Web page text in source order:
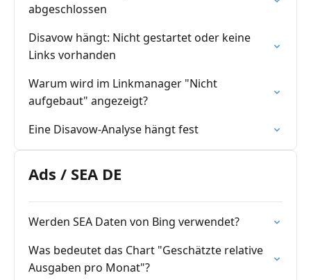
abgeschlossen
Disavow hängt: Nicht gestartet oder keine
Links vorhanden
Warum wird im Linkmanager "Nicht
aufgebaut" angezeigt?
Eine Disavow-Analyse hängt fest
Ads / SEA DE
Werden SEA Daten von Bing verwendet?
Was bedeutet das Chart "Geschätzte relative
Ausgaben pro Monat"?